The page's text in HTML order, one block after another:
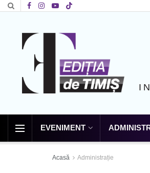
EVENIMENT
Acasă Administrație